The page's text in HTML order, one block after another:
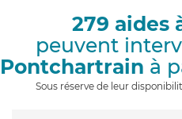
279 aides
peuvent
Pontchartrain à
Sous réserve de leur